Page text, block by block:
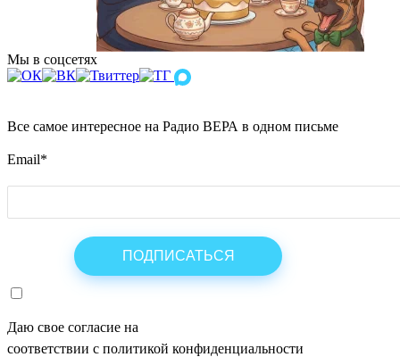
Мы в соцсетях
Все самое интересное на Радио ВЕРА в одном письме
Email*
Даю свое согласие на
соответствии с политикой конфиденциальности